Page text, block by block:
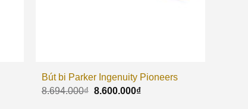
Bút bi Parker Ingenuity Pioneers
8.694.000₫ 8.600.000₫